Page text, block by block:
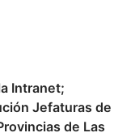
Intranet;
Jefaturas de
de Las